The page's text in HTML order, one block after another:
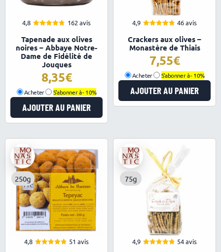
4,8
sur 5
162 avis
Tapenade aux olives
noires – Abbaye Notre-
Dame de Fidélité de
Jouques
8,35
Acheter S'abonner à -10%
AJOUTER AU PANIER
4,9
sur 5
46 avis
Crackers aux olives –
Monastère de Thiais
7,55
Acheter S'abonner à -10%
AJOUTER AU PANIER
250g
4,8 51 avis
75g
4,9 54 avis